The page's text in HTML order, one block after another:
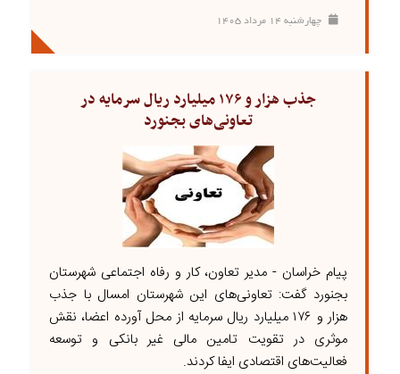
چهارشنبه ۱۴ مرداد ۱۴۰۵
جذب هزار و ۱۷۶ میلیارد ریال سرمایه در
تعاونی‌های بجنورد
پیام خراسان - مدیر تعاون، کار و رفاه اجتماعی شهرستان
بجنورد گفت: تعاونی‌های این شهرستان امسال با جذب
هزار و ۱۷۶ میلیارد ریال سرمایه از محل آورده اعضا، نقش
موثری در تقویت تامین مالی غیر بانکی و توسعه
فعالیت‌های اقتصادی ایفا کردند.